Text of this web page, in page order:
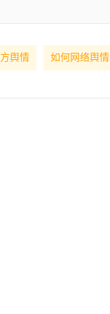
舆情 如何网络舆情